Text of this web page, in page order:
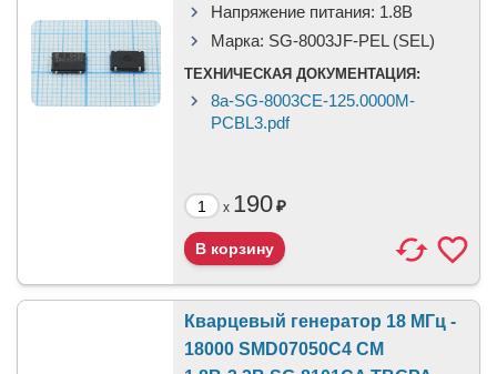
Напряжение питания: 1.8В
Марка: SG-8003JF-PEL (SEL)
ТЕХНИЧЕСКАЯ ДОКУМЕНТАЦИЯ:
8a-SG-8003CE-125.0000M-
PCBL3.pdf
x 190₽
Кварцевый генератор 18 МГц -
18000 SMD07050C4 CM